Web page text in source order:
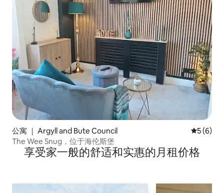
公寓 ｜ Argyll and Bute Council 平均评分
5 (6)
The Wee Snug，位于海伦斯堡
享受家一般的舒适和实惠的月租价格